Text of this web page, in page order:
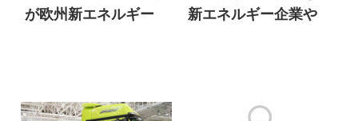
が欧州新エネルギー
新エネルギー企業や